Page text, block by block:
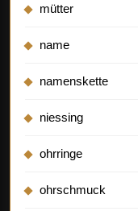
mütter
name
namenskette
niessing
ohrringe
ohrschmuck